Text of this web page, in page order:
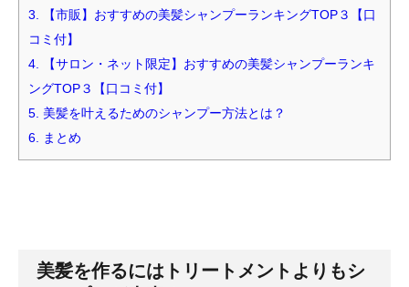
3. 【市販】おすすめの美髪シャンプーランキングTOP３【口
コミ付】
4. 【サロン・ネット限定】おすすめの美髪シャンプーランキ
ングTOP３【口コミ付】
5. 美髪を叶えるためのシャンプー方法とは？
6. まとめ
美髪を作るにはトリートメントよりもシ